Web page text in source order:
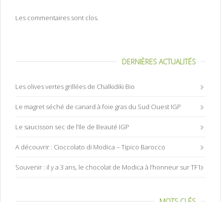
Les commentaires sont clos.
DERNIÈRES ACTUALITÉS
Les olives vertes grillées de Chalkidiki Bio
Le magret séché de canard à foie gras du Sud Ouest IGP
Le saucisson sec de l’Ile de Beauté IGP
A découvrir : Cioccolato di Modica – Tipico Barocco
Souvenir : il y a 3 ans, le chocolat de Modica à l’honneur sur TF1